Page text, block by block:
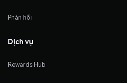
Phản hồi
Dịch vụ
Rewards Hub